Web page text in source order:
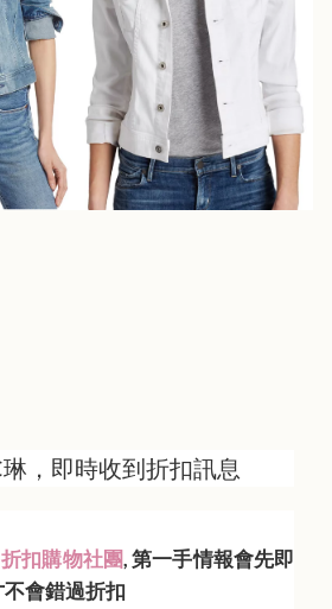
，即時收到折扣訊息
折扣購物社團, 第一手情報會先即
會錯過折扣